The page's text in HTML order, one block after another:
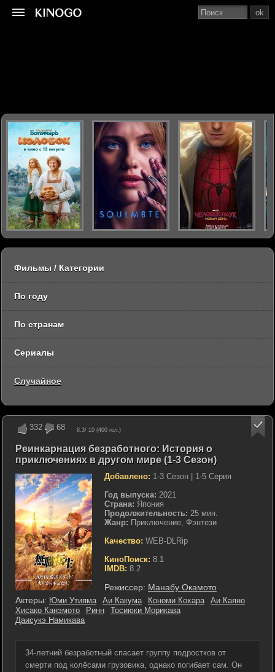
332 68 8.3/ 10 (400 гол.)
Реинкарнация безработного: История о
приключениях в другом мире (1-3 Сезон)
Добавлено: 1-3 Сезон | 1-5 Серия
Год выпуска: 2021
Страна: Япония
Продолжительность: 25 мин.
Жанр: Приключение, Фэнтези
Качество: WEB-DLRip
КиноПоиск: 8.1
IMDB: 8.2
Режиссер: Манабу Окамото
Актеры: Юми Утияма Аи Какума Кономи Кохара
Аи Каяно
Хисако Канэмото
Ринн
Тосиюки Морикава
Даисукэ Намикава
34-летний безработный спасает группу подростков от
смерти под колёсами грузовика, однако погибает сам. Он
ok
Фильмы / Категории
По году
По странам
Сериалы
Случайное